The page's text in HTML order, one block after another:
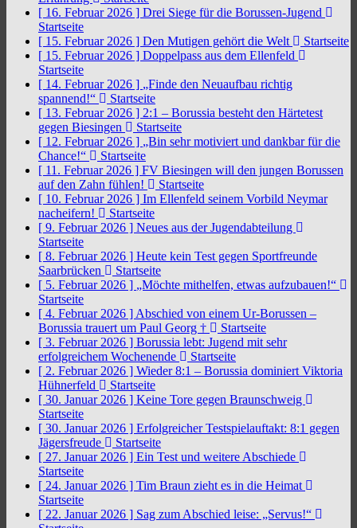
[ 16. Februar 2026 ] Drei Siege für die Borussen-Jugend
Startseite
[ 15. Februar 2026 ] Den Mutigen gehört die Welt
Startseite
[ 15. Februar 2026 ] Doppelpass aus dem Ellenfeld
Startseite
[ 14. Februar 2026 ] „Finde den Neuaufbau richtig
spannend!“
Startseite
[ 13. Februar 2026 ] 2:1 – Borussia besteht den Härtetest
gegen Biesingen
Startseite
[ 12. Februar 2026 ] „Bin sehr motiviert und dankbar für die
Chance!“
Startseite
[ 11. Februar 2026 ] FV Biesingen will den jungen Borussen
auf den Zahn fühlen!
Startseite
[ 10. Februar 2026 ] Im Ellenfeld seinem Vorbild Neymar
nacheifern!
Startseite
[ 9. Februar 2026 ] Neues aus der Jugendabteilung
Startseite
[ 8. Februar 2026 ] Heute kein Test gegen Sportfreunde
Saarbrücken
Startseite
[ 5. Februar 2026 ] „Möchte mithelfen, etwas aufzubauen!“
Startseite
[ 4. Februar 2026 ] Abschied von einem Ur-Borussen –
Borussia trauert um Paul Georg †
Startseite
[ 3. Februar 2026 ] Borussia lebt: Jugend mit sehr
erfolgreichem Wochenende
Startseite
[ 2. Februar 2026 ] Wieder 8:1 – Borussia dominiert Viktoria
Hühnerfeld
Startseite
[ 30. Januar 2026 ] Keine Tore gegen Braunschweig
Startseite
[ 30. Januar 2026 ] Erfolgreicher Testspielauftakt: 8:1 gegen
Jägersfreude
Startseite
[ 27. Januar 2026 ] Ein Test und weitere Abschiede
Startseite
[ 24. Januar 2026 ] Tim Braun zieht es in die Heimat
Startseite
[ 22. Januar 2026 ] Sag zum Abschied leise: „Servus!“